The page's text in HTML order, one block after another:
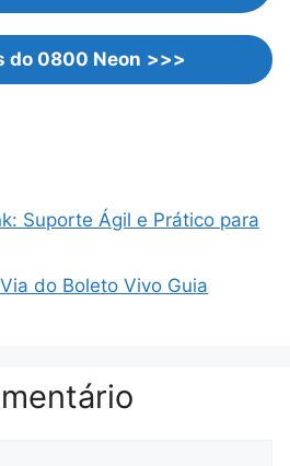
do 0800 Neon >>>
Suporte Ágil e Prático para
do Boleto Vivo Guia